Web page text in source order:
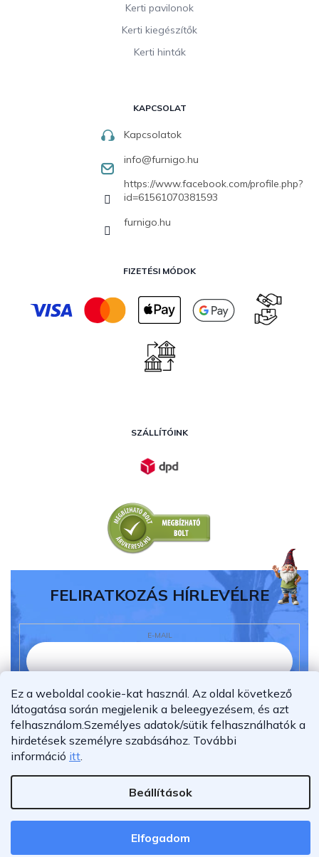
Ez a weboldal cookie-kat használ. Az oldal következő
látogatása során megjelenik a beleegyezésem, és azt
felhasználom.Személyes adatok/sütik felhasználhatók a
hirdetések személyre szabásához. További
információ itt.
Beállítások
Elfogadom
Kerti pavilonok
Kerti kiegészítők
Kerti hinták
KAPCSOLAT
Kapcsolatok
info@furnigo.hu
https://www.facebook.com/profile.php?
id=61561070381593
furnigo.hu
FIZETÉSI MÓDOK
SZÁLLÍTÓINK
FELIRATKOZÁS HÍRLEVÉLRE
E-MAIL
Elolvastam és megértettem azadatvédelmi
nyilatkozatot.
Feliratkozás
Shoptet Premium készítette